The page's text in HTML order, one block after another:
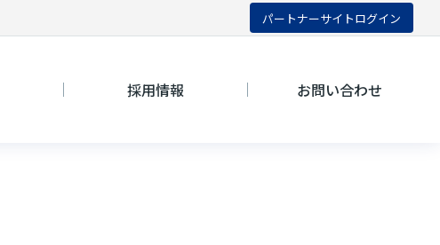
パートナーサイトログイン
採用情報 お問い合わせ